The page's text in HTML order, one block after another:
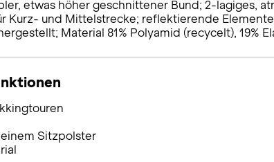
etwas höher geschnittener Bund; 2-lagiges,
Kurz- und Mittelstrecke; reflektierende
Material 81% Polyamid (recycelt), 19%
Sitzpolster